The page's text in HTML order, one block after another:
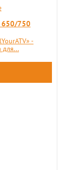
650/750
-
для...